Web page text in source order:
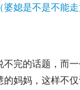
完的话题，而
妈妈，这样不